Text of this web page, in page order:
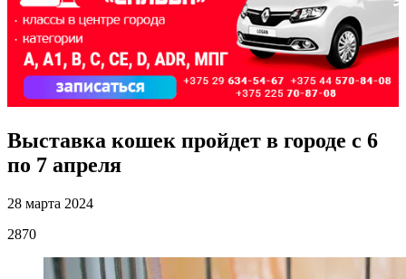
Выставка кошек пройдет в городе с 6
по 7 апреля
28 марта 2024
2870